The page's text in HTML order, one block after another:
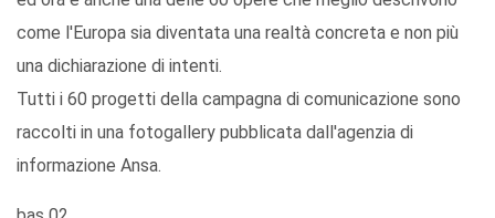
come l'Europa sia diventata una realtà concreta e non più
una dichiarazione di intenti.
Tutti i 60 progetti della campagna di comunicazione sono
raccolti in una fotogallery pubblicata dall'agenzia di
informazione Ansa.